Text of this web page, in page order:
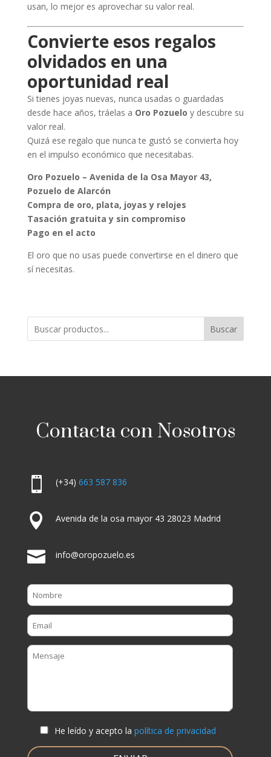
usan, lo mejor es aprovechar su valor real.
Convierte esos regalos
olvidados en una
oportunidad real
Si tienes joyas nuevas, nunca usadas o guardadas
desde hace años, tráelas a Oro Pozuelo y descubre su
valor real.
Quizá ese regalo que nunca te gustó se convierta hoy
en el impulso económico que necesitabas.
Oro Pozuelo – Avenida de la Osa Mayor 43,
Pozuelo de Alarcón
Compra de oro, plata, joyas y relojes
Tasación gratuita y sin compromiso
Pago en el acto
El oro que no usas puede convertirse en el dinero que
sí necesitas.
Buscar
Contacta con Nosotros
 (+34) 663 587 836
 Avenida de la osa mayor 43 28023 Madrid
 info@oropozuelo.es
He leído y acepto la política de privacidad